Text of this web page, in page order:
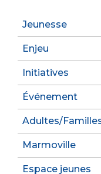
Jeunesse
Enjeu
Initiatives
Événement
Adultes/
Marmoville
Espace jeunes